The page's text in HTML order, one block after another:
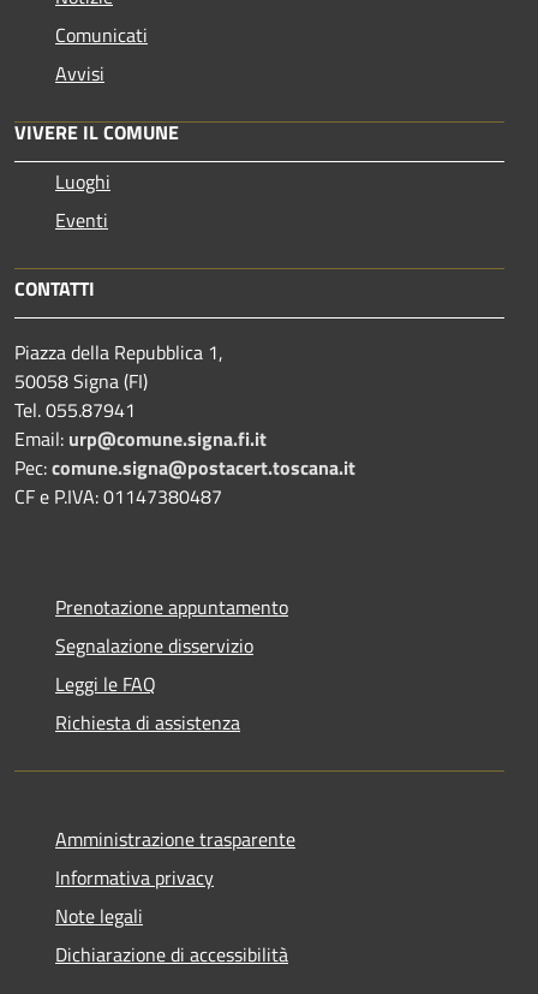
Comunicati
Avvisi
VIVERE IL COMUNE
Luoghi
Eventi
CONTATTI
Piazza della Repubblica 1,
50058 Signa (FI)
Tel. 055.87941
Email: urp@comune.signa.fi.it
Pec:comune.signa@postacert.toscana.it
CF e P.IVA: 01147380487
Prenotazione appuntamento
Segnalazione disservizio
Leggi le FAQ
Richiesta di assistenza
Amministrazione trasparente
Informativa privacy
Note legali
Dichiarazione di accessibilità